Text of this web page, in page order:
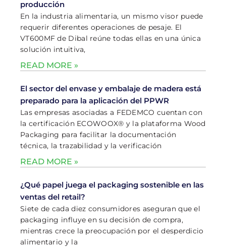
producción
En la industria alimentaria, un mismo visor puede
requerir diferentes operaciones de pesaje. El
VT600MF de Dibal reúne todas ellas en una única
solución intuitiva,
READ MORE »
El sector del envase y embalaje de madera está
preparado para la aplicación del PPWR
Las empresas asociadas a FEDEMCO cuentan con
la certificación ECOWOOX® y la plataforma Wood
Packaging para facilitar la documentación
técnica, la trazabilidad y la verificación
READ MORE »
¿Qué papel juega el packaging sostenible en las
ventas del retail?
Siete de cada diez consumidores aseguran que el
packaging influye en su decisión de compra,
mientras crece la preocupación por el desperdicio
alimentario y la